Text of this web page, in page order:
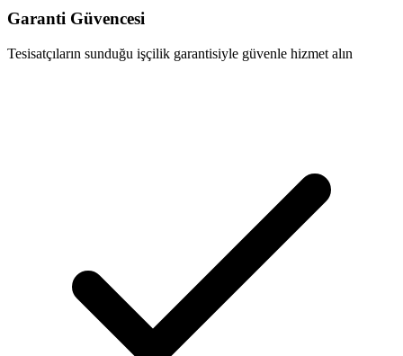
Garanti Güvencesi
Tesisatçıların sunduğu işçilik garantisiyle güvenle hizmet alın